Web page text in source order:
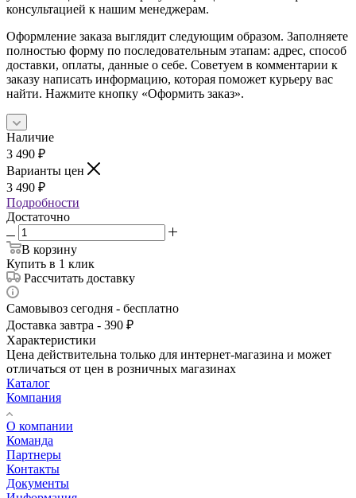
консультацией к нашим менеджерам.
Оформление заказа выглядит следующим образом. Заполняете
полностью форму по последовательным этапам: адрес, способ
доставки, оплаты, данные о себе. Советуем в комментарии к
заказу написать информацию, которая поможет курьеру вас
найти. Нажмите кнопку «Оформить заказ».
Наличие
3 490 ₽
Варианты цен
3 490 ₽
Подробности
Достаточно
В корзину
Купить в 1 клик
Рассчитать доставку
Самовывоз сегодня - бесплатно
Доставка завтра - 390 ₽
Характеристики
Цена действительна только для интернет-магазина и может
отличаться от цен в розничных магазинах
Каталог
Компания
О компании
Команда
Партнеры
Контакты
Документы